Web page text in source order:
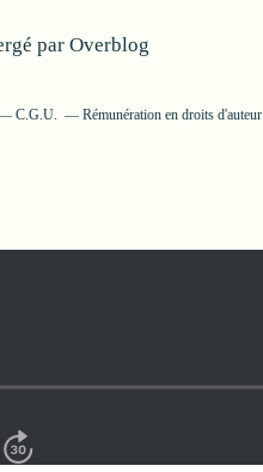
par Overblog
C.G.U. Rémunération en droits d'auteur